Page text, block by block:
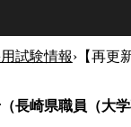
試験情報›【再更
長崎県職員（大学